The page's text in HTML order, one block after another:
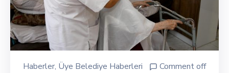
Haberler‚ Üye Belediye Haberleri Comment off